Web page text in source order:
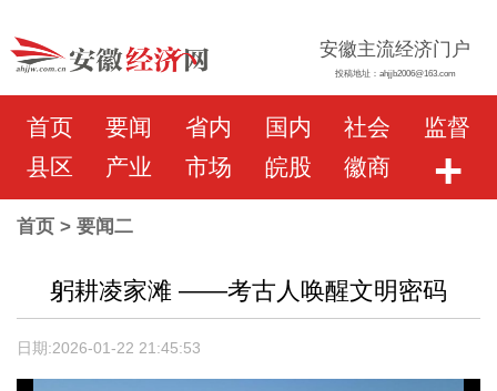
安徽主流经济门户
投稿地址：ahjjb2006@163.com
首页 要闻 省内 国内 社会
监督
县区
产业 市场 皖股 徽商 +
首页> 要闻二
躬耕凌家滩 ——考古人唤醒文明密码
日期:2026-01-22 21:45:53